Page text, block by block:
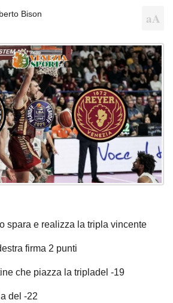
Bison
spara e realizza la tripla vincente
firma 2 punti
che piazza la tripladel -19
del -22